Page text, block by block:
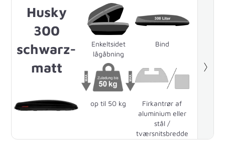
Husky
300
schwarz-
matt
Enkeltsidet
lågåbning
Bind
op til 50 kg
Firkantrør af
aluminium eller
stål /
tværsnitsbredde